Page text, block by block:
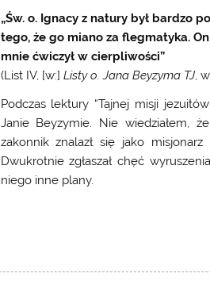
„Św. o. Ignacy z natury był bardzo
tego, że go miano za flegmatyka.
mnie ćwiczył w cierpliwości”
(List IV, [w:] Listy o. Jana Beyzyma TJ,
Podczas lektury “Tajnej misji
Janie Beyzymie. Nie wiedziałem,
zakonnik znalazł się jako
Dwukrotnie zgłaszał chęć
niego inne plany.